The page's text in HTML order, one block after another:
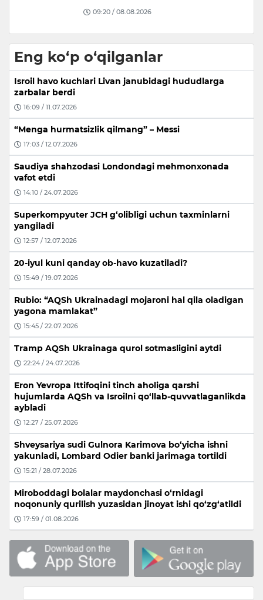
09:20 / 08.08.2026
Eng ko‘p o‘qilganlar
Isroil havo kuchlari Livan janubidagi hududlarga
zarbalar berdi
16:09 / 11.07.2026
“Menga hurmatsizlik qilmang” – Messi
17:03 / 12.07.2026
Saudiya shahzodasi Londondagi mehmonxonada
vafot etdi
14:10 / 24.07.2026
Superkompyuter JCH g‘olibligi uchun taxminlarni
yangiladi
12:57 / 12.07.2026
20-iyul kuni qanday ob-havo kuzatiladi?
15:49 / 19.07.2026
Rubio: “AQSh Ukrainadagi mojaroni hal qila oladigan
yagona mamlakat”
15:45 / 22.07.2026
Tramp AQSh Ukrainaga qurol sotmasligini aytdi
22:24 / 24.07.2026
Eron Yevropa Ittifoqini tinch aholiga qarshi
hujumlarda AQSh va Isroilni qo‘llab-quvvatlaganlikda
aybladi
12:27 / 25.07.2026
Shveysariya sudi Gulnora Karimova bo‘yicha ishni
yakunladi, Lombard Odier banki jarimaga tortildi
15:21 / 28.07.2026
Miroboddagi bolalar maydonchasi o‘rnidagi
noqonuniy qurilish yuzasidan jinoyat ishi qo‘zg‘atildi
17:59 / 01.08.2026